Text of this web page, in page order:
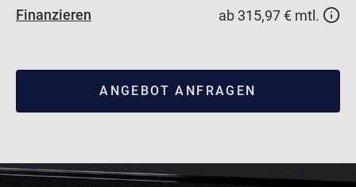
Finanzieren
ab 315,97 € mtl.
ANGEBOT ANFRAGEN